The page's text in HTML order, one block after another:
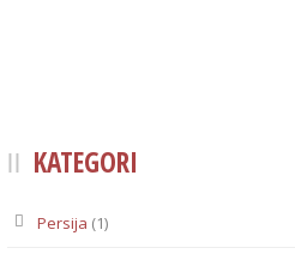
KATEGORI
Persija (1)